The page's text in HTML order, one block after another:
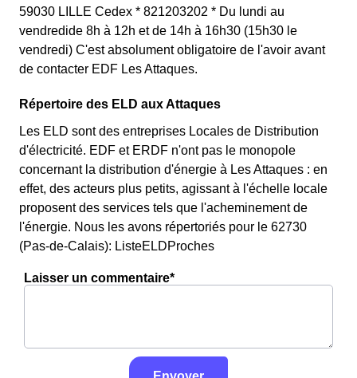
59030 LILLE Cedex * 821203202 * Du lundi au
vendredide 8h à 12h et de 14h à 16h30 (15h30 le
vendredi) C'est absolument obligatoire de l'avoir avant
de contacter EDF Les Attaques.
Répertoire des ELD aux Attaques
Les ELD sont des entreprises Locales de Distribution
d'électricité. EDF et ERDF n'ont pas le monopole
concernant la distribution d'énergie à Les Attaques : en
effet, des acteurs plus petits, agissant à l'échelle locale
proposent des services tels que l'acheminement de
l'énergie. Nous les avons répertoriés pour le 62730
(Pas-de-Calais): ListeELDProches
Laisser un commentaire*